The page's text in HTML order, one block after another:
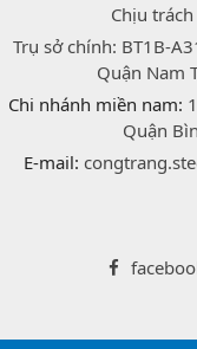
Chịu
Trụ sở chính: BT1B-
Quận Nam
Chi nhánh miền nam:
Quận
E-mail: